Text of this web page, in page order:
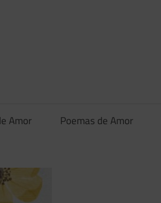
Amor Poemas de Amor